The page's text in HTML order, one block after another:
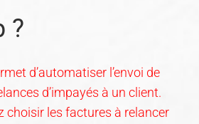
?
d’automatiser l’envoi de
d’impayés à un client.
choisir les factures à relancer